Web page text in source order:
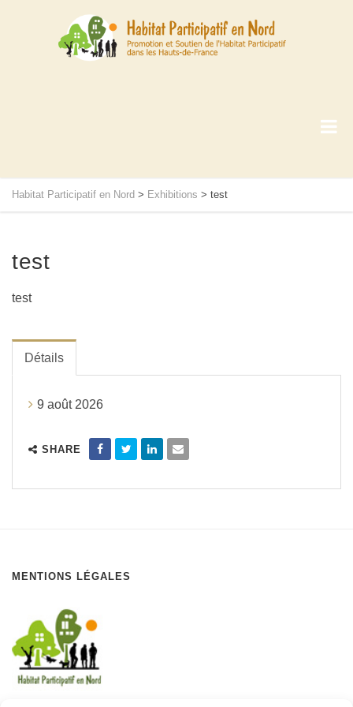
Habitat Participatif en Nord > Exhibitions > test
test
test
Détails
9 août 2026
SHARE
MENTIONS LÉGALES